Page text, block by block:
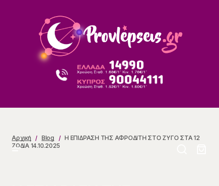
Αρχική Blog
Η ΕΠΙΔΡΑΣΗ ΤΗΣ ΑΦΡΟΔΙΤΗ ΣΤΟ ΖΥΓΟ ΣΤΑ 12
ΖΩΔΙΑ 14.10.2025